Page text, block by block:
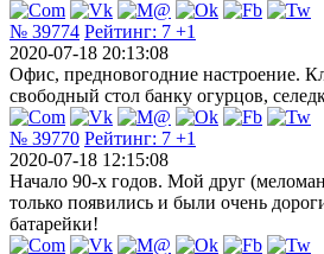
№ 39774 Рейтинг: 7 +1
2020-07-18 20:13:08
Офис, предновогодние настроение.
свободный стол банку огурцов,
№ 39770 Рейтинг: 7 +1
2020-07-18 12:15:08
Начало 90-х годов. Мой друг
только появились и были очень
батарейки!